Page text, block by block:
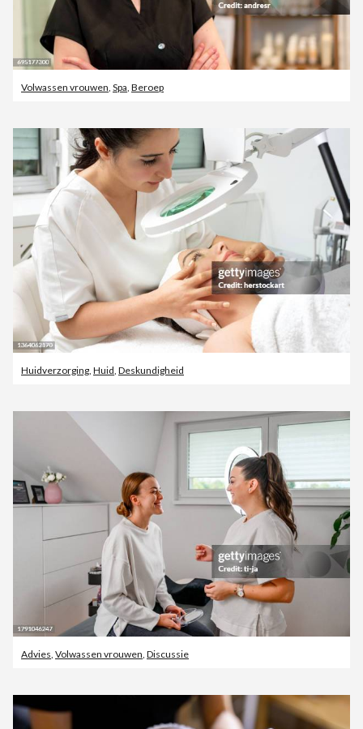
Volwassen vrouwen, Spa, Beroep
Huidverzorging, Huid, Deskundigheid
Advies Volwassen vrouwen Discussie